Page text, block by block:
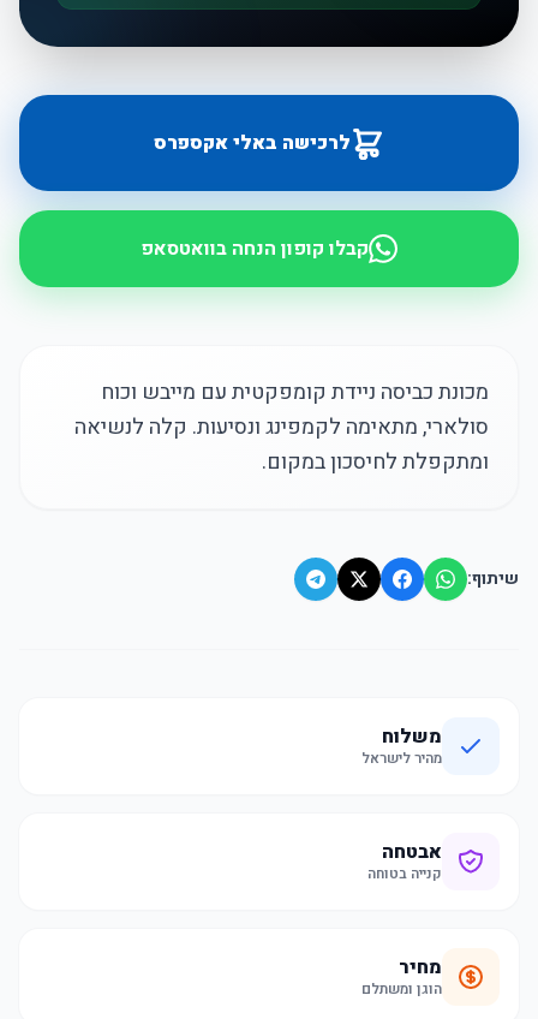
לרכישה באלי אקספרס
קבלו קופון הנחה בוואטסאפ
מכונת כביסה ניידת קומפקטית עם מייבש וכוח
סולארי, מתאימה לקמפינג ונסיעות. קלה לנשיאה
ומתקפלת לחיסכון במקום.
שיתוף:
משלוח
מהיר לישראל
אבטחה
קנייה בטוחה
מחיר
הוגן ומשתלם